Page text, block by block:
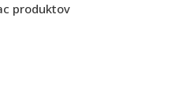
produktov